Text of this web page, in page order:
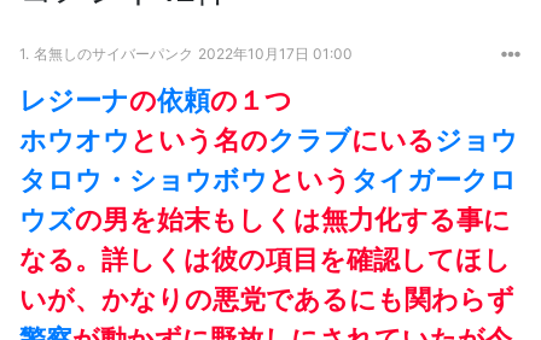
1. 名無しのサイバーパンク 2022年10月17日 01:00
レジーナの依頼の１つ
ホウオウ という名のクラブにいるジョウ
タロウ・ショウボウ という タイガークロ
ウズの男を始末もしくは無力化する事に
なる。詳しくは彼の項目を確認してほし
いが、かなりの悪党であるにも関わらず